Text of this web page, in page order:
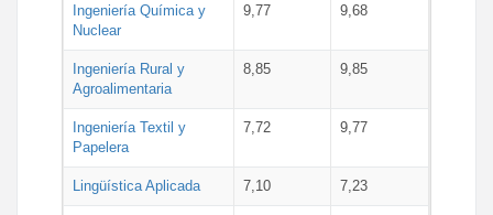
Ingeniería Química y
Nuclear
9,77 9,68
Ingeniería Rural y
Agroalimentaria
8,85 9,85
Ingeniería Textil y
Papelera
7,72 9,77
Lingüística Aplicada 7,10 7,23